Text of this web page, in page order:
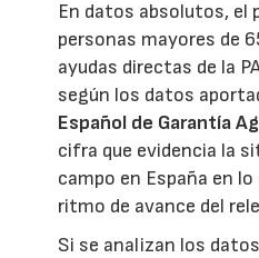
En datos absolutos, el
personas mayores de
ayudas directas de la
según los datos
Español de Garantía
cifra que evidencia la
campo en España en
ritmo de avance del
Si se analizan los